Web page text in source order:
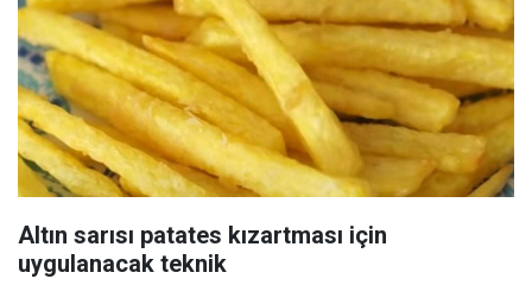
Altın sarısı patates kızartması için
uygulanacak teknik